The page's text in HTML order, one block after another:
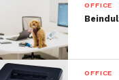
OFFICE
OFFICE